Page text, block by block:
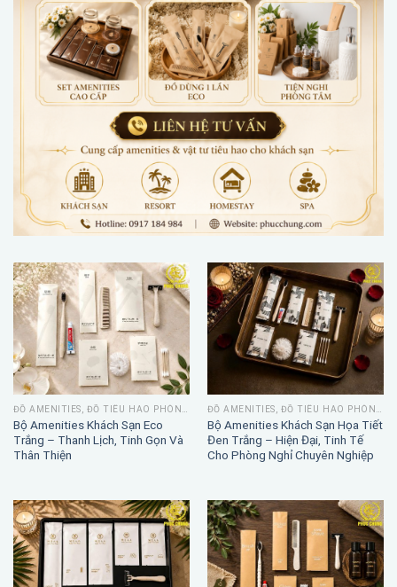
Bộ Amenities Khách Sạn Eco
Trắng – Thanh Lịch, Tinh Gọn Và
Thân Thiện
Bộ Amenities Khách Sạn Họa Tiết
Đen Trắng – Hiện Đại, Tinh Tế
Cho Phòng Nghỉ Chuyên Nghiệp